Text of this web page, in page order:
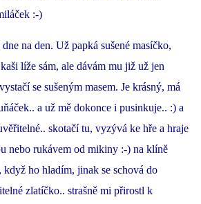
:-)
na den. Už papká sušené masíčko,
líže sám, ale dávám mu již už jen
se sušeným masem. Je krásný, má
a už mě dokonce i pusinkuje.. :) a
skotačí tu, vyzývá ke hře a hraje
nebo rukávem od mikiny :-) na klíně
ho hladím, jinak se schová do
zlatíčko.. strašně mi přirostl k